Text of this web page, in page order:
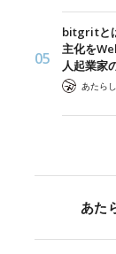
bitgritと
主化を
人起業家
あた